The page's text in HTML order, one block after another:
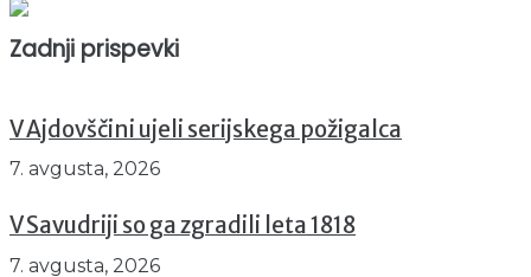
Zadnji prispevki
V Ajdovščini ujeli serijskega požigalca
7. avgusta, 2026
V Savudriji so ga zgradili leta 1818
7. avgusta, 2026